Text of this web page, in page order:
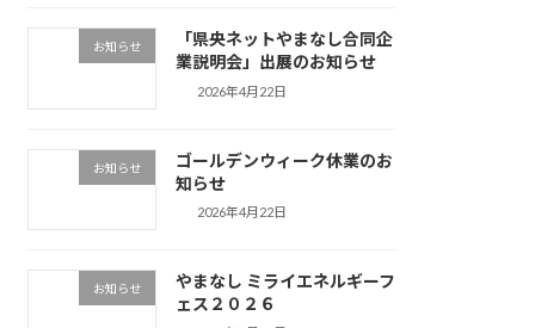
お知らせ
「県央ネットやまなし合同企
業説明会」出展のお知らせ
2026年4月22日
お知らせ
ゴールデンウィーク休業のお
知らせ
2026年4月22日
お知らせ
やまなし ミライエネルギーフ
ェス２０２６